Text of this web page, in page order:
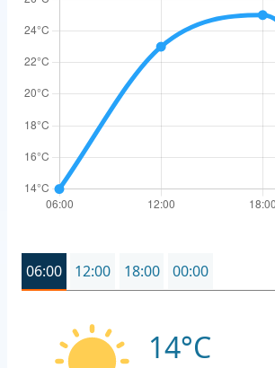
06:00 12:00 18:00 00:00
14°C